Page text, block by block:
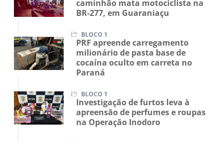
caminhão mata motociclista na
BR-277, em Guaraniaçu
BLOCO 1
PRF apreende carregamento
milionário de pasta base de
cocaína oculto em carreta no
Paraná
BLOCO 1
Investigação de furtos leva à
apreensão de perfumes e roupas
na Operação Inodoro